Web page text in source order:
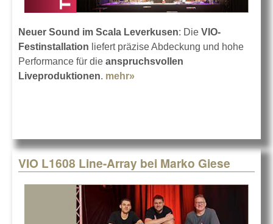
Neuer Sound im Scala Leverkusen: Die VIO-
Festinstallation liefert präzise Abdeckung und hohe
Performance für die anspruchsvollen
Liveproduktionen. mehr»
VIO L1608 Line-Array bei Marko Giese